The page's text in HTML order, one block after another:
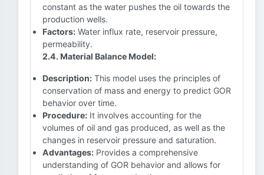
constant as the water pushes the oil towards the
production wells.
Factors: Water influx rate, reservoir pressure,
permeability.
2.4. Material Balance Model:
Description: This model uses the principles of
conservation of mass and energy to predict GOR
behavior over time.
Procedure: It involves accounting for the
volumes of oil and gas produced, as well as the
changes in reservoir pressure and saturation.
Advantages: Provides a comprehensive
understanding of GOR behavior and allows for